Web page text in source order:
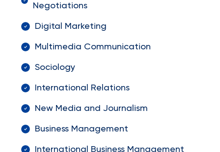
Negotiations
Digital Marketing
Multimedia Communication
Sociology
International Relations
New Media and Journalism
Business Management
International Business Management